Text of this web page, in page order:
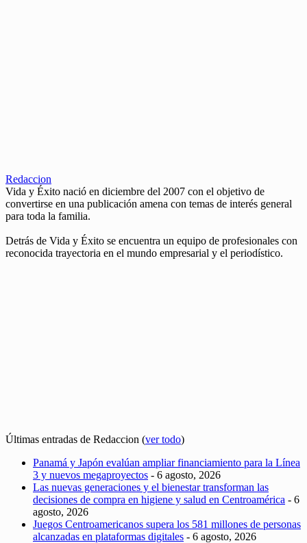
Redaccion
Vida y Éxito nació en diciembre del 2007 con el objetivo de
convertirse en una publicación amena con temas de interés general
para toda la familia.
Detrás de Vida y Éxito se encuentra un equipo de profesionales con
reconocida trayectoria en el mundo empresarial y el periodístico.
Últimas entradas de Redaccion (ver todo)
Panamá y Japón evalúan ampliar financiamiento para la Línea
3 y nuevos megaproyectos - 6 agosto, 2026
Las nuevas generaciones y el bienestar transforman las
decisiones de compra en higiene y salud en Centroamérica - 6
agosto, 2026
Juegos Centroamericanos supera los 581 millones de personas
alcanzadas en plataformas digitales - 6 agosto, 2026